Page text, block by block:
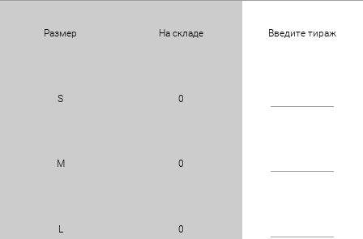
Размер На складе Введите тираж
S 0
M 0
L 0